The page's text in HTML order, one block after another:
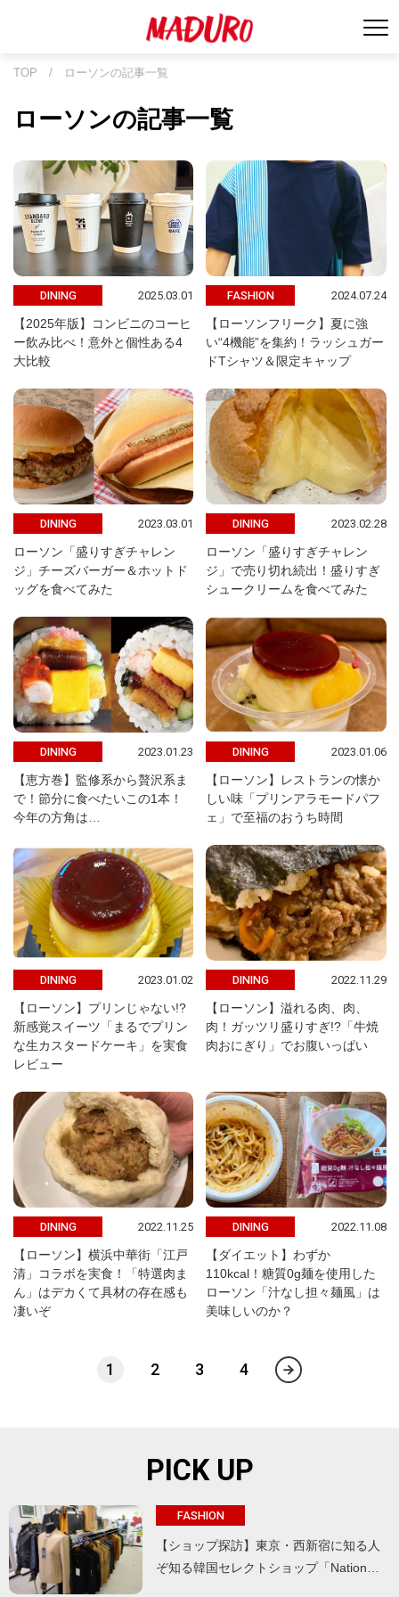
TOP / ローソンの記事一覧
ローソンの記事一覧
DINING 2025.03.01
【2025年版】コンビニのコーヒ
ー飲み比べ！意外と個性ある4
大比較
FASHION 2024.07.24
【ローソンフリーク】夏に強
い“4機能”を集約！ラッシュガー
ドTシャツ＆限定キャップ
DINING 2023.03.01
ローソン「盛りすぎチャレン
ジ」チーズバーガー＆ホットド
ッグを食べてみた
DINING 2023.02.28
ローソン「盛りすぎチャレン
ジ」で売り切れ続出！盛りすぎ
シュークリームを食べてみた
DINING 2023.01.23
【恵方巻】監修系から贅沢系ま
で！節分に食べたいこの1本！
今年の方角は…
DINING 2023.01.06
【ローソン】レストランの懐か
しい味「プリンアラモードパフ
ェ」で至福のおうち時間
DINING 2023.01.02
【ローソン】プリンじゃない!?
新感覚スイーツ「まるでプリン
な生カスタードケーキ」を実食
レビュー
DINING 2022.11.29
【ローソン】溢れる肉、肉、
肉！ガッツリ盛りすぎ!?「牛焼
肉おにぎり」でお腹いっぱい
DINING 2022.11.25
【ローソン】横浜中華街「江戸
清」コラボを実食！「特選肉ま
ん」はデカくて具材の存在感も
凄いぞ
DINING 2022.11.08
【ダイエット】わずか
110kcal！糖質0g麺を使用した
ローソン「汁なし担々麺風」は
美味しいのか？
1 2 3 4
PICK UP
FASHION
【ショップ探訪】東京・西新宿に知る人
ぞ知る韓国セレクトショップ「Nation…